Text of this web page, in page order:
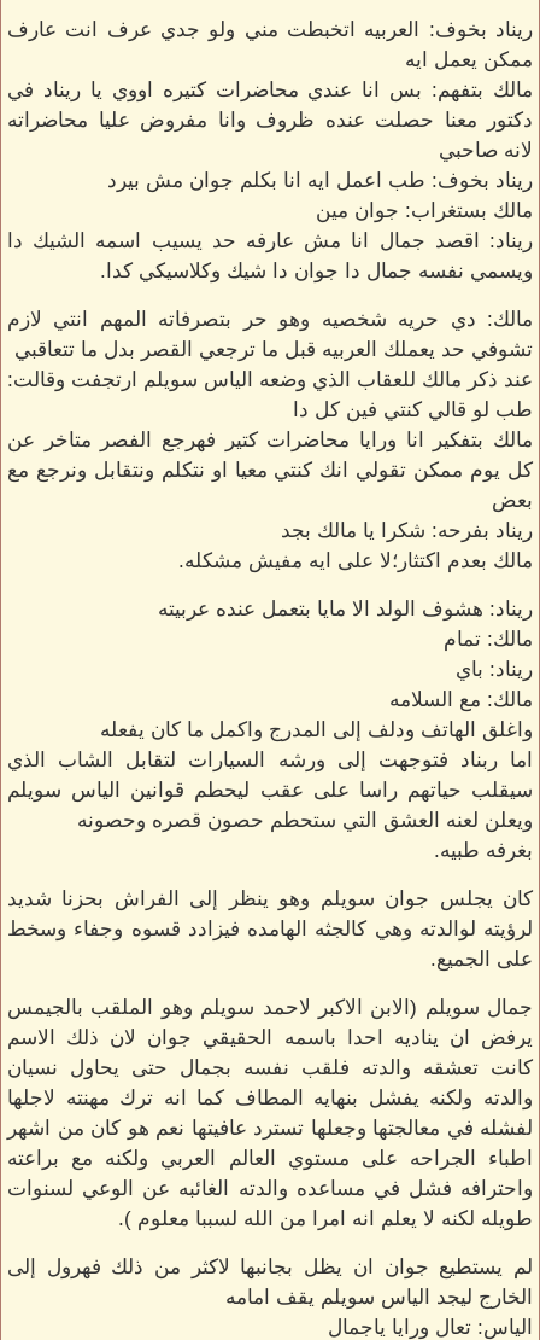
ريناد بخوف: العربيه اتخبطت مني ولو جدي عرف انت عارف
ممكن يعمل ايه
مالك بتفهم: بس انا عندي محاضرات كتيره اووي يا ريناد في
دكتور معنا حصلت عنده ظروف وانا مفروض عليا محاضراته
لانه صاحبي
ريناد بخوف: طب اعمل ايه انا بكلم جوان مش بيرد
مالك بستغراب: جوان مين
ريناد: اقصد جمال انا مش عارفه حد يسيب اسمه الشيك دا
ويسمي نفسه جمال دا جوان دا شيك وكلاسيكي كدا.
مالك: دي حريه شخصيه وهو حر بتصرفاته المهم انتي لازم
تشوفي حد يعملك العربيه قبل ما ترجعي القصر بدل ما تتعاقبي
عند ذكر مالك للعقاب الذي وضعه الياس سويلم ارتجفت وقالت:
طب لو قالي كنتي فين كل دا
مالك بتفكير انا ورايا محاضرات كتير فهرجع الفصر متاخر عن
كل يوم ممكن تقولي انك كنتي معيا او نتكلم ونتقابل ونرجع مع
بعض
ريناد بفرحه: شكرا يا مالك بجد
مالك بعدم اكتثار؛لا على ايه مفيش مشكله.
ريناد: هشوف الولد الا مايا بتعمل عنده عربيته
مالك: تمام
ريناد: باي
مالك: مع السلامه
واغلق الهاتف ودلف إلى المدرج واكمل ما كان يفعله
اما ربناد فتوجهت إلى ورشه السيارات لتقابل الشاب الذي
سيقلب حياتهم راسا على عقب ليحطم قوانين الياس سويلم
ويعلن لعنه العشق التي ستحطم حصون قصره وحصونه
بغرفه طبيه.
كان يجلس جوان سويلم وهو ينظر إلى الفراش بحزنا شديد
لرؤيته لوالدته وهي كالجثه الهامده فيزادد قسوه وجفاء وسخط
على الجميع.
جمال سويلم (الابن الاكبر لاحمد سويلم وهو الملقب بالجيمس
يرفض ان يناديه احدا باسمه الحقيقي جوان لان ذلك الاسم
كانت تعشقه والدته فلقب نفسه بجمال حتى يحاول نسيان
والدته ولكنه يفشل بنهايه المطاف كما انه ترك مهنته لاجلها
لفشله في معالجتها وجعلها تسترد عافيتها نعم هو كان من اشهر
اطباء الجراحه على مستوي العالم العربي ولكنه مع براعته
واحترافه فشل في مساعده والدته الغائبه عن الوعي لسنوات
طويله لكنه لا يعلم انه امرا من الله لسببا معلوم ).
لم يستطيع جوان ان يظل بجانبها لاكثر من ذلك فهرول إلى
الخارج ليجد الياس سويلم يقف امامه
الياس: تعال ورايا ياجمال